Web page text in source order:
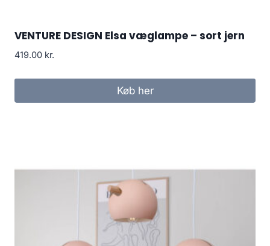
VENTURE DESIGN Elsa væglampe – sort jern
419.00 kr.
Køb her